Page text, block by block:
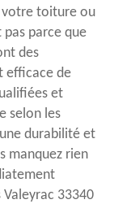
votre toiture ou
parce que
des
efficace de
et
selon les
durabilité et
manquez rien
33340